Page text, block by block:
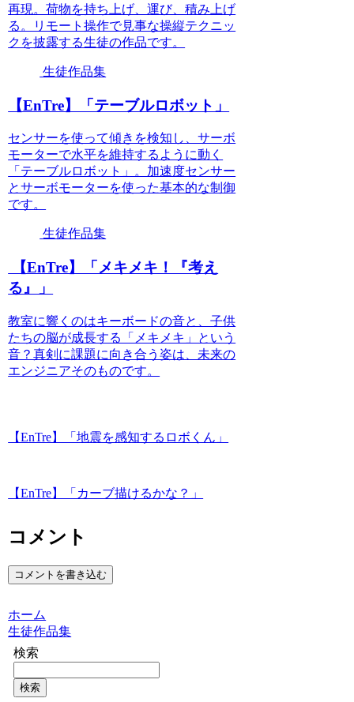
再現。荷物を持ち上げ、運び、積み上げ
る。リモート操作で見事な操縦テクニッ
クを披露する生徒の作品です。
生徒作品集
【EnTre】「テーブルロボット」
センサーを使って傾きを検知し、サーボ
モーターで水平を維持するように動く
「テーブルロボット」。加速度センサー
とサーボモーターを使った基本的な制御
です。
生徒作品集
【EnTre】「メキメキ！『考え
る』」
教室に響くのはキーボードの音と、子供
たちの脳が成長する「メキメキ」という
音？真剣に課題に向き合う姿は、未来の
エンジニアそのものです。
【EnTre】「地震を感知するロボくん」
【EnTre】「カーブ描けるかな？」
コメント
コメントを書き込む
ホーム
生徒作品集
検索
検索